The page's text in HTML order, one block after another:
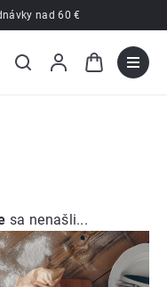
nad 60 €
sa nenašli...